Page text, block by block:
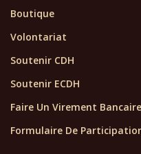
Boutique
Volontariat
Soutenir CDH
Soutenir ECDH
Faire Un Virement Bancaire
Formulaire De